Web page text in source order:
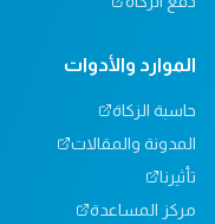
الموارد والأدوات
حاسبة الزكاة
المدونة والمقالات
تأثيرنا
مركز المساعدة